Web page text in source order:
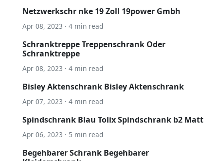
Netzwerkschr nke 19 Zoll 19power Gmbh
Apr 08, 2023 · 4 min read
Schranktreppe Treppenschrank Oder
Schranktreppe
Apr 08, 2023 · 4 min read
Bisley Aktenschrank Bisley Aktenschrank
Apr 07, 2023 · 4 min read
Spindschrank Blau Tolix Spindschrank b2 Matt
Apr 06, 2023 · 5 min read
Begehbarer Schrank Begehbarer